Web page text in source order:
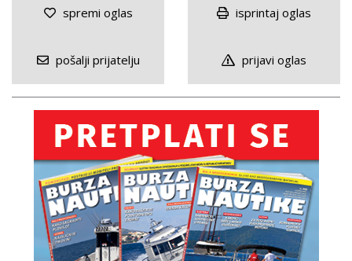
spremi oglas isprintaj oglas
pošalji prijatelju prijavi oglas